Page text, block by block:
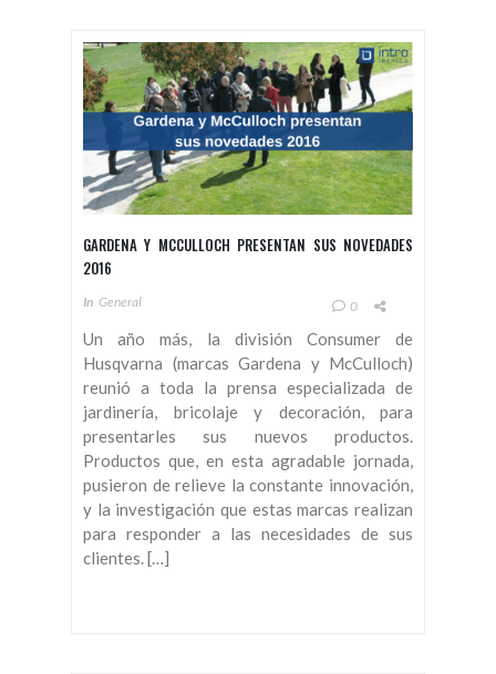
GARDENA Y MCCULLOCH PRESENTAN SUS NOVEDADES
2016
In General 0
Un año más, la división Consumer de
Husqvarna (marcas Gardena y McCulloch)
reunió a toda la prensa especializada de
jardinería, bricolaje y decoración, para
presentarles sus nuevos productos.
Productos que, en esta agradable jornada,
pusieron de relieve la constante innovación,
y la investigación que estas marcas realizan
para responder a las necesidades de sus
clientes. […]